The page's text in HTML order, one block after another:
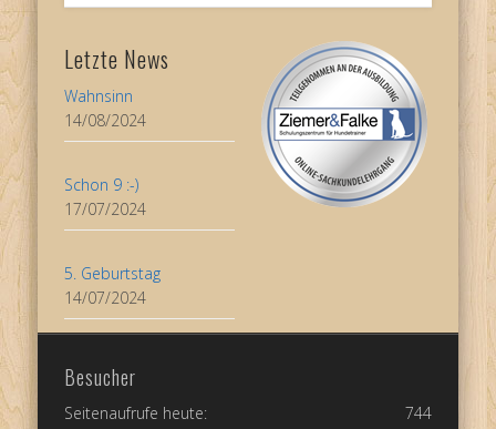
Letzte News
Wahnsinn
14/08/2024
Schon 9 :-)
17/07/2024
5. Geburtstag
14/07/2024
Besucher
744
Seitenaufrufe heute: